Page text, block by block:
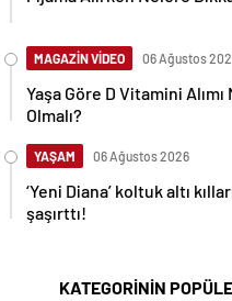
MAGAZİN VİDEO 06 Ağustos
Yaşa Göre D Vitamini Alımı
Olmalı?
YAŞAM 06 Ağustos 2026
‘Yeni Diana’ koltuk altı
şaşırttı!
KATEGORİNİN